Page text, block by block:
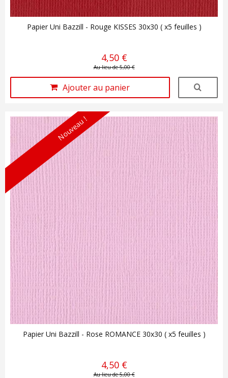
Papier Uni Bazzill - Rouge KISSES 30x30 ( x5 feuilles )
4,50 €
Au lieu de 5,00 €
Ajouter au panier
Nouveau !
Papier Uni Bazzill - Rose ROMANCE 30x30 ( x5 feuilles )
4,50 €
Au lieu de 5,00 €